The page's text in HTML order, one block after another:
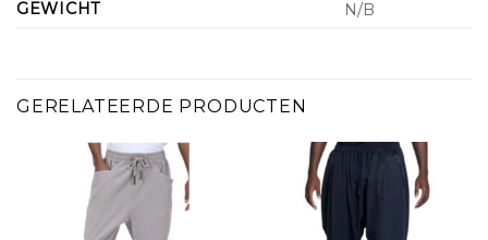
GEWICHT N/B
GERELATEERDE PRODUCTEN